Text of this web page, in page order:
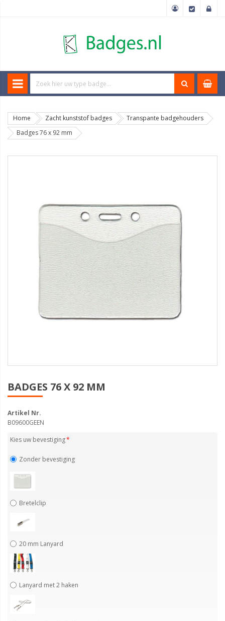
Home Zacht kunststof badges
Transpante badgehouders
Badges 76 x 92 mm
BADGES 76 X 92 MM
Artikel Nr.
B09600GEEN
Kies uw bevestiging
Zonder bevestiging
Bretelclip
20 mm Lanyard
Lanyard met 2 haken